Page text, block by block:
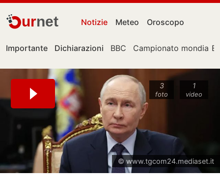
urnet Notizie Meteo Oroscopo
Importante Dichiarazioni BBC Campionato mondiale
3
foto
1
video
© www.tgcom24.mediaset.it